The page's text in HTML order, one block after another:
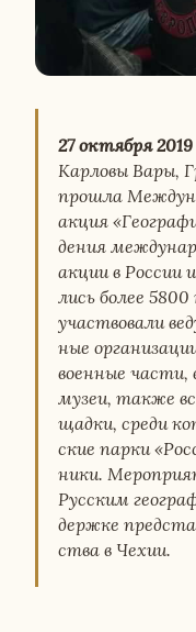
27 ок­тяб­ря 2019
Кар­ло­вы Вары,
прошла
акция
де­ния
акции в России
лись более
участ­во­ва­ли
ные
во­ен­ные части,
музеи, также
щад­ки, среди
ские парки
ни­ки.
Рус­ским
держ­ке
ства в Чехии.